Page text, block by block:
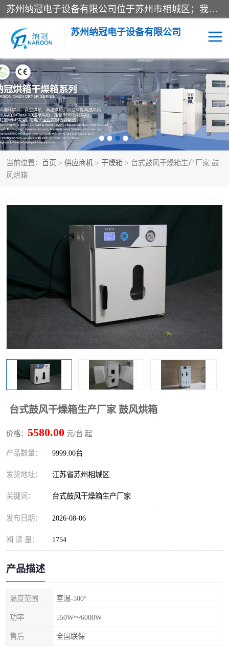
苏州纳冠电子设备有限公司位于苏州市相城区；我司依托国外先进技术结合国内用户的需求，为客户提供具有WMS功能的超低湿快速除湿电子防潮，压缩空气连续干燥柜、智能物料管理氮气储物柜、自制氮氮气柜、防潮氮气组合柜、不锈钢洁净氮气柜、洁净储物柜、石墨舟柜、亮灯导引丝网板存储柜、PCB柔性板气密干燥柜等
苏州纳冠电子设备有限公司
当前位置： 首页 > 供应商机 > 干燥箱 > 台式鼓风干燥箱生产厂家 鼓
风烘箱
台式鼓风干燥箱生产厂家 鼓风烘箱
价格： 5580.00 元/台 起
产品数量： 9999.00台
发货地址： 江苏省苏州相城区
关键词： 台式鼓风干燥箱生产厂家
发布日期： 2026-08-06
阅 读 量： 1754
产品描述
温度范围 室温-500°
功率 550W～6000W
售后 全国联保
电子防潮箱 氮气柜
智能料架 干燥箱